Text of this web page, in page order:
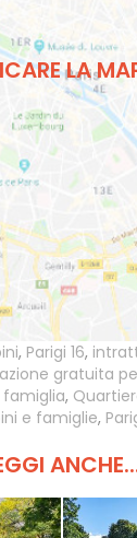
LA
, Parigi 16,
gratuita
famiglia,
e famiglie,